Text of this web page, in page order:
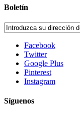
Boletín
Facebook
Twitter
Google Plus
Pinterest
Instagram
Síguenos